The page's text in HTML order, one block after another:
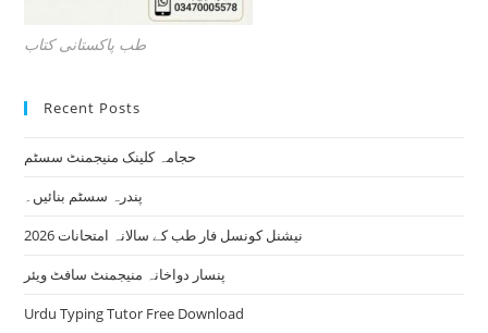
طب پاکستانی کتاب
Recent Posts
حجامہ کلینک منیجمنٹ سسٹم
پندرہ سسٹم بنائیں۔
نیشنل کونسل فار طب کے سالانہ امتحانات 2026
پنسار دواخانہ منیجمنٹ سافٹ ویئر
Urdu Typing Tutor Free Download